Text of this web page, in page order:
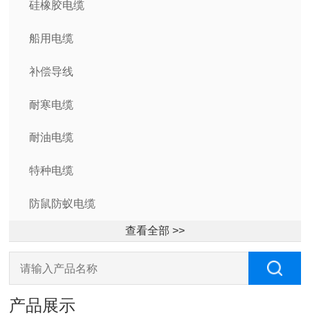
硅橡胶电缆
船用电缆
补偿导线
耐寒电缆
耐油电缆
特种电缆
防鼠防蚁电缆
查看全部 >>
产品展示